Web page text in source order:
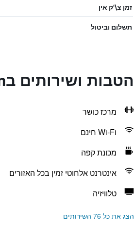
זמן צ\'ק אין
תשלום וביטול
הטבות ושירותים בAparthotel Adagio Berlin Kurfürstendamm
מרכז כושר
Wi-Fi חינם
מכונת קפה
אינטרנט אלחוטי זמין בכל האזורים
טלוויזיה
הצג את כל 76 השירותים